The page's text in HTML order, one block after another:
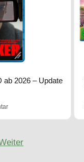
ab 2026 – Update